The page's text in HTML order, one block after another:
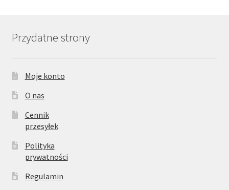
Przydatne strony
Moje konto
O nas
Cennik
przesyłek
Polityka
prywatności
Regulamin